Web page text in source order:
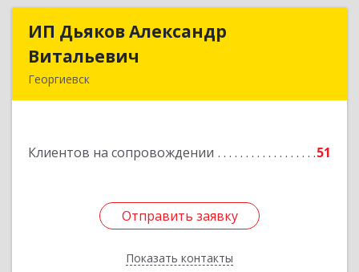
ИП Дьяков Александр
Витальевич
Георгиевск
Клиентов на сопровождении 51
Отправить заявку
Показать контакты
ИП Дьяков Александр
Отправить заявку
Назад